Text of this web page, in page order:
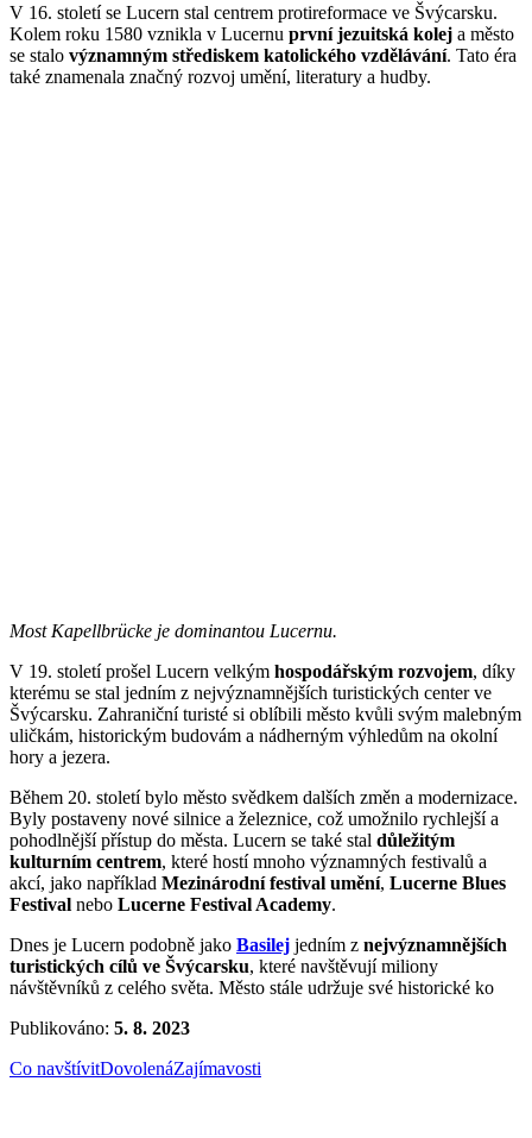
V 16. století se Lucern stal centrem protireformace ve Švýcarsku.
Kolem roku 1580 vznikla v Lucernu první jezuitská kolej a město
se stalo významným střediskem katolického vzdělávání. Tato éra
také znamenala značný rozvoj umění, literatury a hudby.
Most Kapellbrücke je dominantou Lucernu.
V 19. století prošel Lucern velkým hospodářským rozvojem, díky
kterému se stal jedním z nejvýznamnějších turistických center ve
Švýcarsku. Zahraniční turisté si oblíbili město kvůli svým malebným
uličkám, historickým budovám a nádherným výhledům na okolní
hory a jezera.
Během 20. století bylo město svědkem dalších změn a modernizace.
Byly postaveny nové silnice a železnice, což umožnilo rychlejší a
pohodlnější přístup do města. Lucern se také stal důležitým
kulturním centrem, které hostí mnoho významných festivalů a
akcí, jako například Mezinárodní festival umění, Lucerne Blues
Festival nebo Lucerne Festival Academy.
Dnes je Lucern podobně jako Basilej jedním z nejvýznamnějších
turistických cílů ve Švýcarsku, které navštěvují miliony
návštěvníků z celého světa. Město stále udržuje své historické ko
Publikováno: 5. 8. 2023
Co navštívitDovolenáZajímavosti